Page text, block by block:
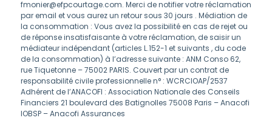
fmonier@efpcourtage.com. Merci de notifier votre réclamation
par email et vous aurez un retour sous 30 jours . Médiation de
la consommation : Vous avez la possibilité en cas de rejet ou
de réponse insatisfaisante à votre réclamation, de saisir un
médiateur indépendant (articles L.152-1 et suivants , du code
de la consommation) à l’adresse suivante : ANM Conso 62,
rue Tiquetonne – 75002 PARIS. Couvert par un contrat de
responsabilité civile professionnelle n° : WCRCIOAP/2537
Adhérent de l’ANACOFI : Association Nationale des Conseils
Financiers 21 boulevard des Batignolles 75008 Paris – Anacofi
IOBSP – Anacofi Assurances